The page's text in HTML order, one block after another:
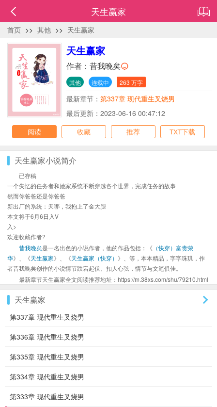
天生赢家
首页 >> 其他 >> 天生赢家
天生赢家
作者： 昔我晚矣
其他 连载中 263 万字
最新章节： 第337章 现代重生叉烧男
最后更新：2023-06-16 00:47:12
阅读
收藏 推荐 TXT下载
天生赢家小说简介
已存稿
一个失忆的任务者和她家系统不断穿越各个世界，完成任务的故事
然而你爸爸还是你爸爸
新出厂的系统：天哪，我抱上了金大腿
本文将于6月6日入V
入>
欢迎收藏作者?
昔我晚矣是一名出色的小说作者，他的作品包括：《 （快穿）富贵荣
华》、《天生赢家》、《天生赢家（快穿） 》、等，本本精品，字字珠玑，作
者昔我晚矣创作的小说情节跌宕起伏、扣人心弦，情节与文笔俱佳。
最新章节天生赢家全文阅读推荐地址：https://m.38xs.com/shu/79210.html
天生赢家
第337章 现代重生叉烧男
第336章 现代重生叉烧男
第335章 现代重生叉烧男
第334章 现代重生叉烧男
第333章 现代重生叉烧男